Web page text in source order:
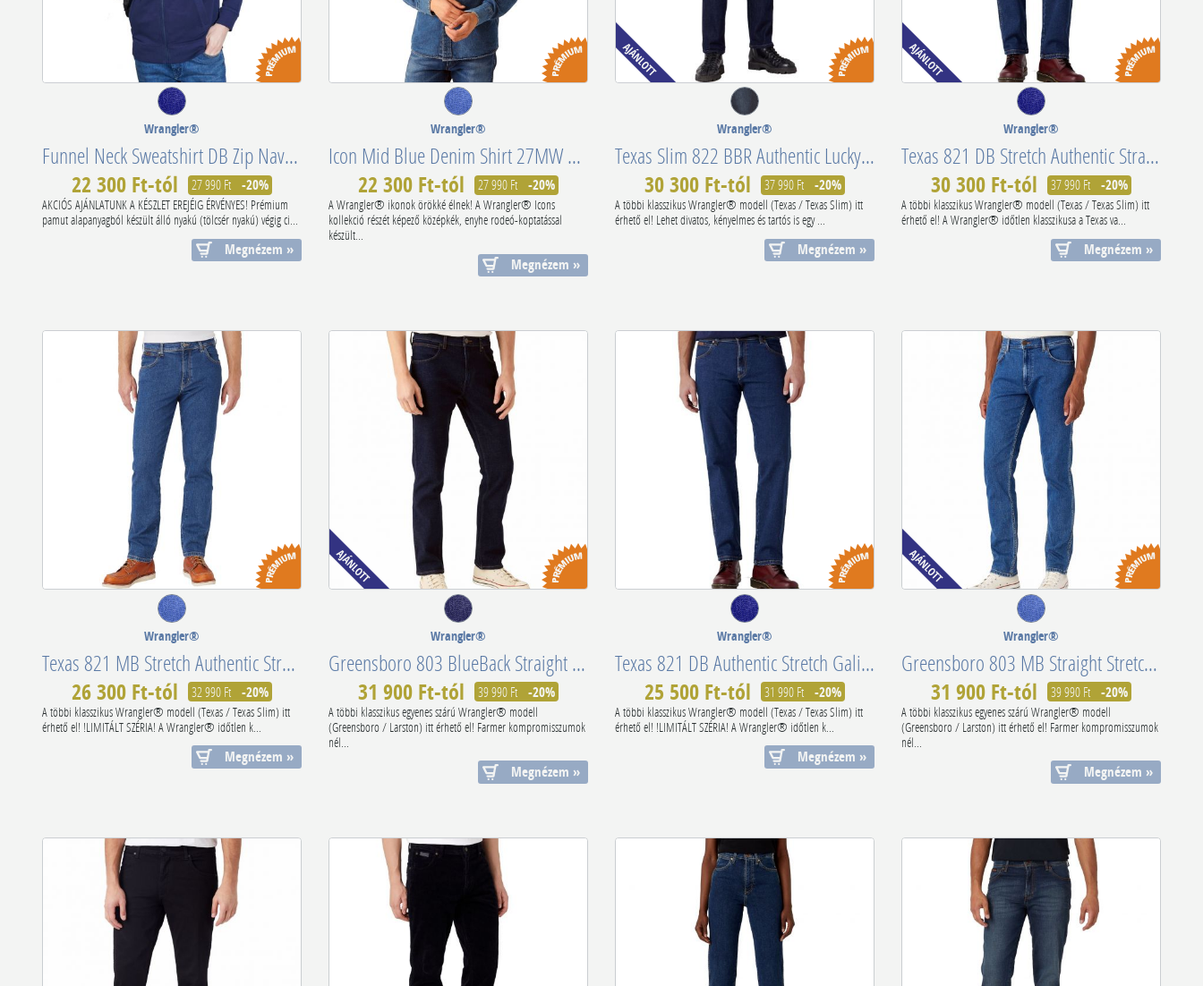
Wrangler®
Funnel Neck Sweatshirt DB Zip Navy W663HA114
22 300 Ft-tól 27 990 Ft -20%
AKCIÓS AJÁNLATUNK A KÉSZLET EREJÉIG ÉRVÉNYES! Prémium
pamut alapanyagból készült álló nyakú (tölcsér nyakú) végig ci...
Megnézem »
Wrangler®
Icon Mid Blue Denim Shirt 27MW 1Year W5MSLW924
22 300 Ft-tól 27 990 Ft -20%
A Wrangler® ikonok örökké élnek! A Wrangler® Icons
kollekció részét képező középkék, enyhe rodeó-koptatással
készült...
Megnézem »
Wrangler®
Texas Slim 822 BBR Authentic Lucky Star W12SAO990
30 300 Ft-tól 37 990 Ft -20%
A többi klasszikus Wrangler® modell (Texas / Texas Slim) itt
érhető el! Lehet divatos, kényelmes és tartós is egy ...
Megnézem »
Wrangler®
Texas 821 DB Stretch Authentic Straight Darkstone W12133009-112126053
30 300 Ft-tól 37 990 Ft -20%
A többi klasszikus Wrangler® modell (Texas / Texas Slim) itt
érhető el! A Wrangler® időtlen klasszikusa a Texas va...
Megnézem »
Wrangler®
Texas 821 MB Stretch Authentic Straight Best Rocks W121HR36B
26 300 Ft-tól 32 990 Ft -20%
A többi klasszikus Wrangler® modell (Texas / Texas Slim) itt
érhető el! !LIMITÁLT SZÉRIA! A Wrangler® időtlen k...
Megnézem »
Wrangler®
Greensboro 803 BlueBack Straight Stretch Day Drifter W15QQ821U
31 900 Ft-tól 39 990 Ft -20%
A többi klasszikus egyenes szárú Wrangler® modell
(Greensboro / Larston) itt érhető el! Farmer kompromisszumok
nél...
Megnézem »
Wrangler®
Texas 821 DB Authentic Stretch Galileo W121OAR24
25 500 Ft-tól 31 990 Ft -20%
A többi klasszikus Wrangler® modell (Texas / Texas Slim) itt
érhető el! !LIMITÁLT SZÉRIA! A Wrangler® időtlen k...
Megnézem »
Wrangler®
Greensboro 803 MB Straight Stretch The Stone Ride W15QYI39U-112145840
31 900 Ft-tól 39 990 Ft -20%
A többi klasszikus egyenes szárú Wrangler® modell
(Greensboro / Larston) itt érhető el! Farmer kompromisszumok
nél...
Megnézem »